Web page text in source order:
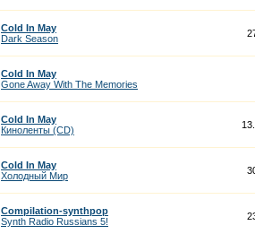
Cold In May
Dark Season
Cold In May
Gone Away With The Memories
Cold In May
Киноленты (CD)
Cold In May
Холодный Мир
Compilation-synthpop
Synth Radio Russians 5!